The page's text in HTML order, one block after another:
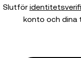
Slutför
konto och dina